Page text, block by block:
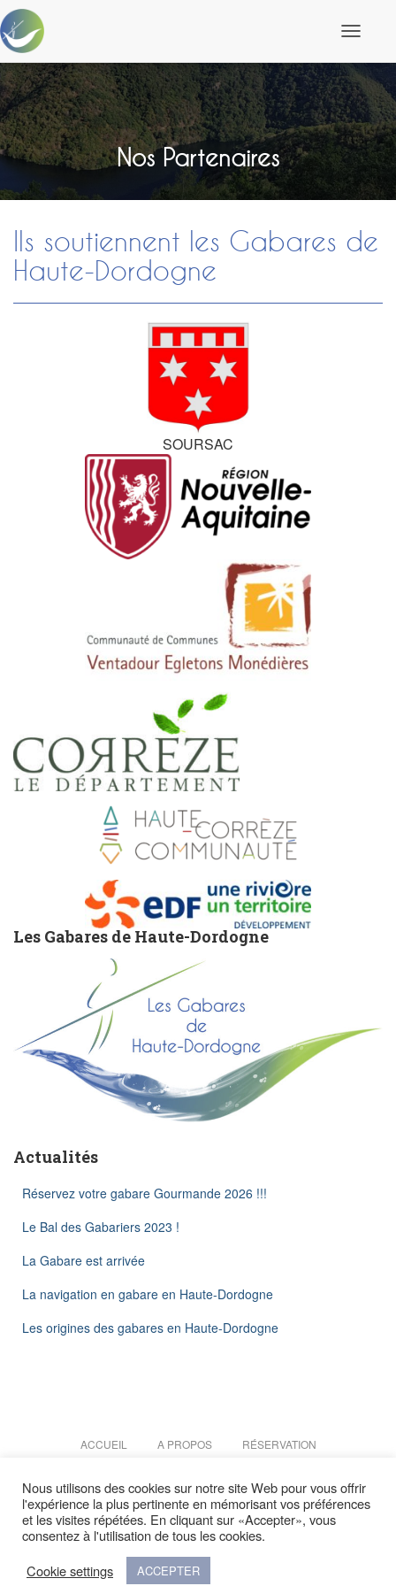
p
l
i
e
r
l
a
n
g
a
o
Nos Partenaires
Ils soutiennent les Gabares de
Haute-Dordogne
SOURSAC
Les Gabares de Haute-Dordogne
Actualités
Réservez votre gabare Gourmande 2026 !!!
Le Bal des Gabariers 2023 !
La Gabare est arrivée
La navigation en gabare en Haute-Dordogne
Les origines des gabares en Haute-Dordogne
ACCUEIL A PROPOS RÉSERVATION
NOS PARTENAIRES ACTUALITÉS MENTIONS LÉGALES
POLITIQUE DE CONFIDENTIALITÉ SITE MAP
Facebook
Nous utilisons des cookies sur notre site Web pour vous offrir
l'expérience la plus pertinente en mémorisant vos préférences
et les visites répétées. En cliquant sur «Accepter», vous
consentez à l'utilisation de tous les cookies.
Cookie settings
ACCEPTER